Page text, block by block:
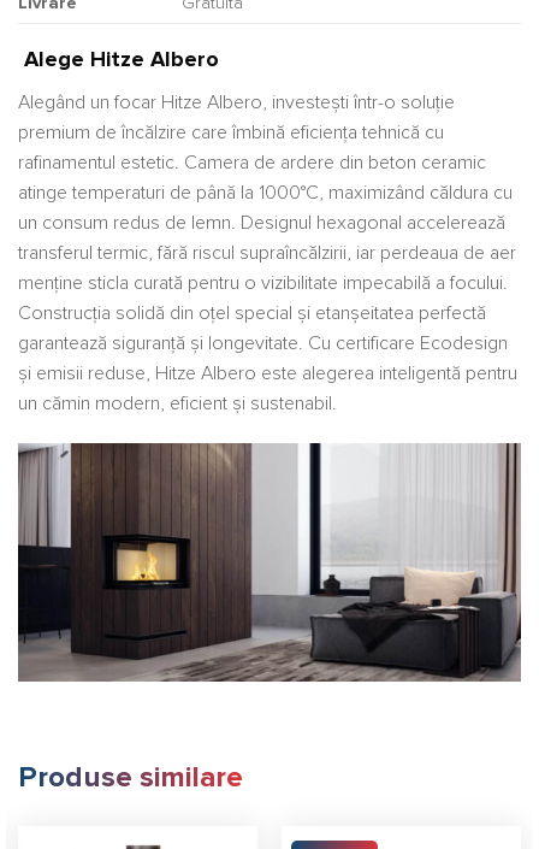
Alege Hitze Albero
Alegând un focar Hitze Albero, investești într-o soluție
premium de încălzire care îmbină eficiența tehnică cu
rafinamentul estetic. Camera de ardere din beton ceramic
atinge temperaturi de până la 1000°C, maximizând căldura cu
un consum redus de lemn. Designul hexagonal accelerează
transferul termic, fără riscul supraîncălzirii, iar perdeaua de aer
menține sticla curată pentru o vizibilitate impecabilă a focului.
Construcția solidă din oțel special și etanșeitatea perfectă
garantează siguranță și longevitate. Cu certificare Ecodesign
și emisii reduse, Hitze Albero este alegerea inteligentă pentru
un cămin modern, eficient și sustenabil.
Produse similare